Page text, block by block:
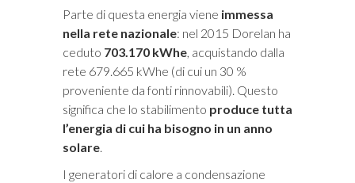
Parte di questa energia viene immessa
nella rete nazionale: nel 2015 Dorelan ha
ceduto 703.170 kWhe, acquistando dalla
rete 679.665 kWhe (di cui un 30 %
proveniente da fonti rinnovabili). Questo
significa che lo stabilimento produce tutta
l’energia di cui ha bisogno in un anno
solare.
I generatori di calore a condensazione